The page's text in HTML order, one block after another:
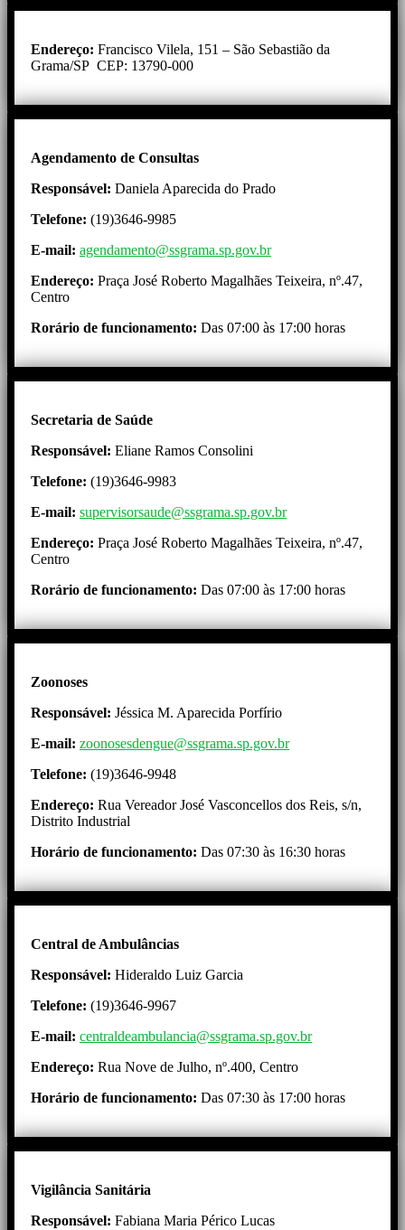
Endereço: Francisco Vilela, 151 – São Sebastião da
Grama/SP CEP: 13790-000
Agendamento de Consultas
Responsável: Daniela Aparecida do Prado
Telefone: (19)3646-9985
E-mail: agendamento@ssgrama.sp.gov.br
Endereço: Praça José Roberto Magalhães Teixeira, nº.47,
Centro
Rorário de funcionamento: Das 07:00 às 17:00 horas
Secretaria de Saúde
Responsável: Eliane Ramos Consolini
Telefone: (19)3646-9983
E-mail: supervisorsaude@ssgrama.sp.gov.br
Endereço: Praça José Roberto Magalhães Teixeira, nº.47,
Centro
Rorário de funcionamento: Das 07:00 às 17:00 horas
Zoonoses
Responsável: Jéssica M. Aparecida Porfírio
E-mail: zoonosesdengue@ssgrama.sp.gov.br
Telefone: (19)3646-9948
Endereço: Rua Vereador José Vasconcellos dos Reis, s/n,
Distrito Industrial
Horário de funcionamento: Das 07:30 às 16:30 horas
Central de Ambulâncias
Responsável: Hideraldo Luiz Garcia
Telefone: (19)3646-9967
E-mail: centraldeambulancia@ssgrama.sp.gov.br
Endereço: Rua Nove de Julho, nº.400, Centro
Horário de funcionamento: Das 07:30 às 17:00 horas
Vigilância Sanitária
Responsável: Fabiana Maria Périco Lucas